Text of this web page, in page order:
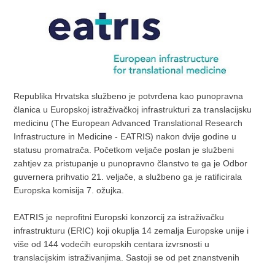
Republika Hrvatska službeno je potvrđena kao punopravna
članica u Europskoj istraživačkoj infrastrukturi za translacijsku
medicinu (The European Advanced Translational Research
Infrastructure in Medicine - EATRIS) nakon dvije godine u
statusu promatrača. Početkom veljače poslan je službeni
zahtjev za pristupanje u punopravno članstvo te ga je Odbor
guvernera prihvatio 21. veljače, a službeno ga je ratificirala
Europska komisija 7. ožujka.
EATRIS je neprofitni Europski konzorcij za istraživačku
infrastrukturu (ERIC) koji okuplja 14 zemalja Europske unije i
više od 144 vodećih europskih centara izvrsnosti u
translacijskim istraživanjima. Sastoji se od pet znanstvenih